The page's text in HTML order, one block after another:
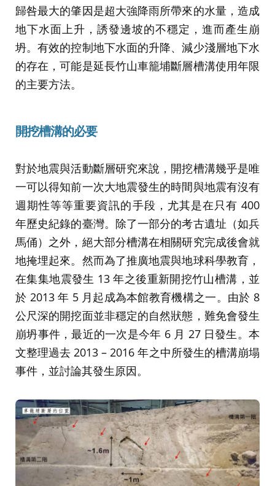
歸咎最大的肇因是超大強降雨所帶來的水量，造成
地下水面上升，誘發邊坡的不穩定，進而產生崩
坍。有效的控制地下水面的升降、減少淺層地下水
的存在，可能是延長竹山車籠埔斷層槽溝使用年限
的主要方法。
開挖槽溝的必要
對於地震與活動斷層研究來說，開挖槽溝幾乎是唯
一可以得知前一次大地震發生的時間與地震有沒有
週期性等等重要資訊的手段，尤其是在只有 400
年歷史紀錄的臺灣。除了一部分的考古遺址（如兵
馬俑）之外，絕大部分槽溝在相關研究完成後會就
地掩埋起來。然而為了推廣地震與地球科學教育，
在集集地震發生 13 年之後重新開挖竹山槽溝，並
於 2013 年 5 月起成為本館教育機構之一。由於 8
公尺深的開挖面並非穩定的自然狀態，難免會發生
崩坍事件，最近的一次是今年 6 月 27 日發生。本
文整理過去 2013 – 2016 年之中所發生的槽溝崩塌
事件，並討論其發生原因。